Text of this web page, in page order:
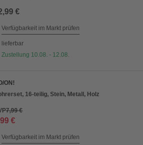
€
Verfügbarkeit im Markt prüfen
lieferbar
Zustellung 10.08. - 12.08.
ON!
16-teilig, Stein, Metall, Holz
7,99 €
€
Verfügbarkeit im Markt prüfen